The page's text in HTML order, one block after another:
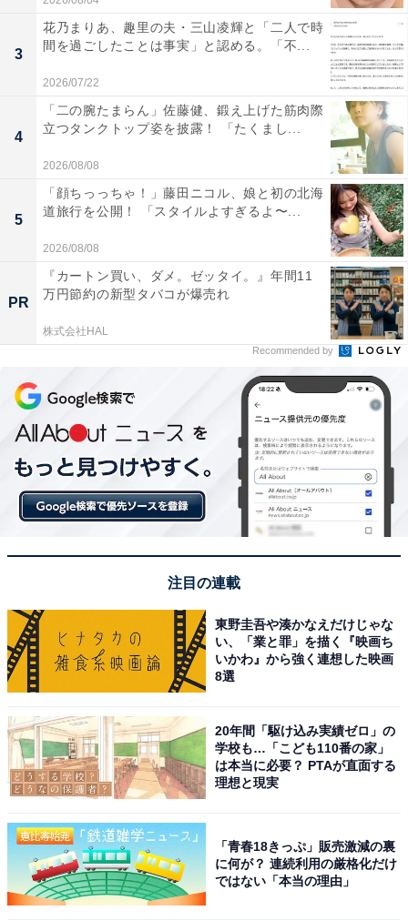
3
花乃まりあ、趣里の夫・三山凌輝と「二人で時
間を過ごしたことは事実」と認める。「不...
2026/07/22
4
「二の腕たまらん」佐藤健、鍛え上げた筋肉際
立つタンクトップ姿を披露！ 「たくまし...
2026/08/08
5
「顔ちっっちゃ！」藤田ニコル、娘と初の北海
道旅行を公開！ 「スタイルよすぎるよ〜...
2026/08/08
PR
『カートン買い、ダメ。ゼッタイ。』年間11
万円節約の新型タバコが爆売れ
株式会社HAL
Recommended by
注目の連載
東野圭吾や湊かなえだけじゃな
い、「業と罪」を描く『映画ち
いかわ』から強く連想した映画
8選
20年間「駆け込み実績ゼロ」の
学校も…「こども110番の家」
は本当に必要？ PTAが直面する
理想と現実
「青春18きっぷ」販売激減の裏
に何が？ 連続利用の厳格化だけ
ではない「本当の理由」